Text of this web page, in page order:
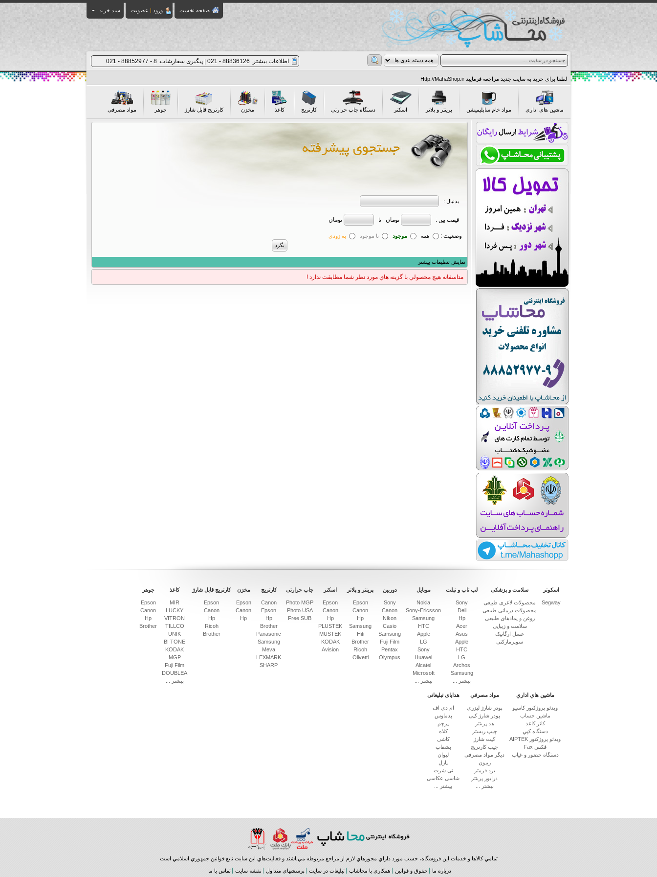
سبد خرید ورود | عضویت صفحه نخست
اطلاعات بیشتر: 88836126 - 021 | پیگیری سفارشات: 8 - 88852977 - 021
لطفا برای خرید به سایت جدید مراجعه فرمایید Http://MahaShop.ir
لطفا برای خرید به سایت جدید مراجعه فرمایید Http://MahaShop.ir
لطفا برای خرید به سایت جدید مراجعه فرمایید Http://MahaShop.ir
ماشین های اداری مواد خام سابلیمیشن پرینتر و پلاتر اسکنر دستگاه چاپ حرارتی کارتریج کاغذ مخزن کارتریج قابل شارژ جوهر مواد مصرفی
بدنبال :
قیمت بين : تومان تا تومان
وضعیت : همه موجود نا موجود به زودی
نمایش تنظیمات بیشتر
متاسفانه هيچ محصولي با گزينه هاي مورد نظر شما مطابقت ندارد !
اسکوتر
Segway
سلامت و پزشکی
محصولات لاغری طبیعی
محصولات درمانی طبیعی
روغن و پمادهای طبیعی
سلامت و زیبایی
عسل ارگانیک
سوپرمارکتی
لپ تاپ و تبلت
Sony
Dell
Hp
Acer
Asus
Apple
HTC
LG
Archos
Samsung
بیشتر ...
موبایل
Nokia
Sony-Ericsson
Samsung
HTC
Apple
LG
Sony
Huawei
Alcatel
Microsoft
بیشتر ...
دوربین
Sony
Canon
Nikon
Casio
Samsung
Fuji Film
Pentax
Olympus
پرینتر و پلاتر
Epson
Canon
Hp
Samsung
Hiti
Brother
Ricoh
Olivetti
اسکنر
Epson
Canon
Hp
PLUSTEK
MUSTEK
KODAK
Avision
چاپ حرارتی
Photo MGP
Photo USA
Free SUB
کارتریج
Canon
Epson
Hp
Brother
Panasonic
Samsung
Meva
LEXMARK
SHARP
مخزن
Epson
Canon
Hp
کارتریج قابل شارژ
Epson
Canon
Hp
Ricoh
Brother
کاغذ
MIR
LUCKY
VITRON
TILLCO
UNIK
BI TONE
KODAK
MGP
Fuji Film
DOUBLEA
بیشتر ...
جوهر
Epson
Canon
Hp
Brother
ماشين هاي اداري
ويدئو پروژكتور کاسیو
ماشين حساب
كاتر كاغذ
دستگاه كپي
ویدئو پروژکتور AIPTEK
فکس Fax
دستگاه حضور و غیاب
مواد مصرفي
پودر شارژ لیزری
پودر شارژ کپی
هد پرینتر
چیپ ریستر
کیت شارژ
چیپ کارتریج
دیگر مواد مصرفی
ریبون
برد فرمتر
درایور پرینتر
بیشتر ...
هدایای تبلیغاتی
ام دي اف
پدماوس
پرچم
کلاه
کاشی
بشقاب
لیوان
پازل
تی شرت
شاسی عکاسی
بیشتر ...
تمامي كالاها و خدمات اين فروشگاه، حسب مورد داراي مجوزهاي لازم از مراجع مربوطه مي‌باشند و فعاليت‌هاي اين سايت تابع قوانين جمهوري اسلامي است
درباره ما حقوق و قوانین همکاری با محاشاپ تبلیغات در سایت پرسشهای متداول نقشه سایت تماس با ما